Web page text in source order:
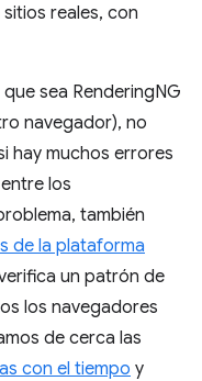
reales, con
sea RenderingNG
navegador), no
hay muchos errores
los
también
de la plataforma
un patrón de
los navegadores
de cerca las
con el tiempo y